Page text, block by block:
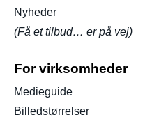
Nyheder
(Få et tilbud… er på vej)
For virksomheder
Medieguide
Billedstørrelser